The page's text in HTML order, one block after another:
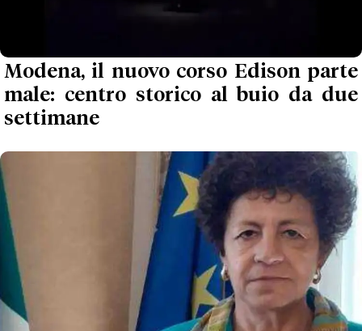
Modena, il nuovo corso Edison parte
male: centro storico al buio da due
settimane